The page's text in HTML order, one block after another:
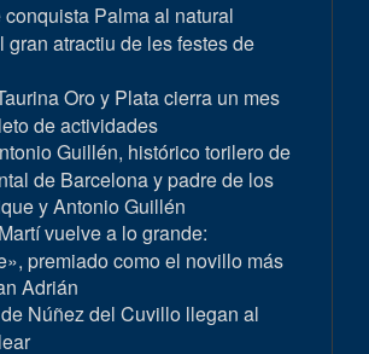
conquista Palma al natural
gran atractiu de les festes de
Oro y Plata cierra un mes
de actividades
Guillén, histórico torilero de
de Barcelona y padre de los
y Antonio Guillén
vuelve a lo grande:
premiado como el novillo más
Adrián
Núñez del Cuvillo llegan al